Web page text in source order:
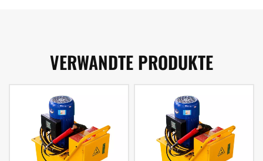
VERWANDTE PRODUKTE